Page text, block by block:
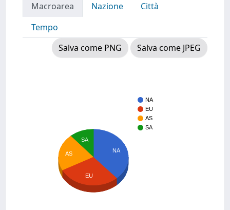
Macroarea Nazione
Città
Tempo
Salva come PNG
Salva come JPEG
NA
EU
AS
SA
NA
SA
AS
EU